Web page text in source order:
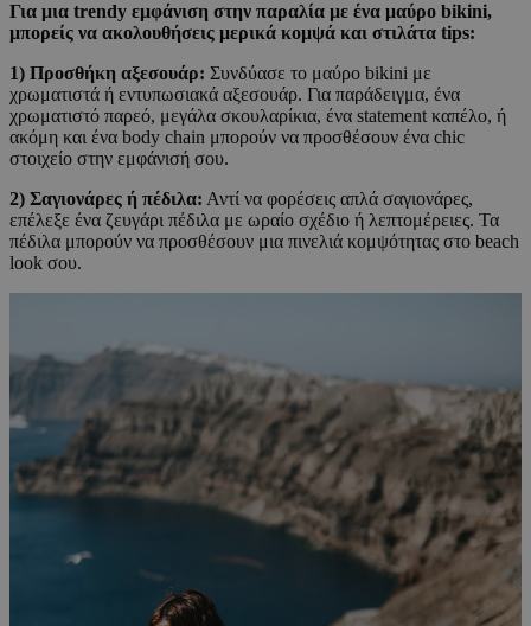
Για μια trendy εμφάνιση στην παραλία με ένα μαύρο bikini,
μπορείς να ακολουθήσεις μερικά κομψά και στιλάτα tips:
1) Προσθήκη αξεσουάρ: Συνδύασε το μαύρο bikini με
χρωματιστά ή εντυπωσιακά αξεσουάρ. Για παράδειγμα, ένα
χρωματιστό παρεό, μεγάλα σκουλαρίκια, ένα statement καπέλο, ή
ακόμη και ένα body chain μπορούν να προσθέσουν ένα chic
στοιχείο στην εμφάνισή σου.
2) Σαγιονάρες ή πέδιλα: Αντί να φορέσεις απλά σαγιονάρες,
επέλεξε ένα ζευγάρι πέδιλα με ωραίο σχέδιο ή λεπτομέρειες. Τα
πέδιλα μπορούν να προσθέσουν μια πινελιά κομψότητας στο beach
look σου.